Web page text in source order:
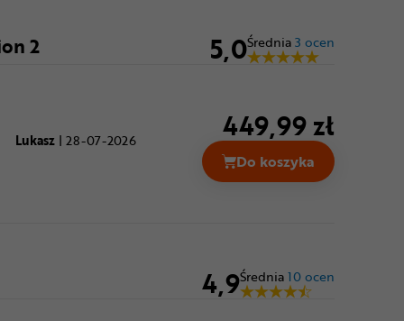
2 5,0Średnia3 ocen
Lukasz | 28-07-2026 449,99 zł
Do koszyka
4,9Średnia10 ocen